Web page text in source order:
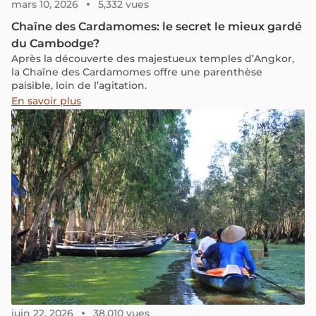
mars 10, 2026 5,332 vues
Chaîne des Cardamomes: le secret le mieux gardé
du Cambodge?
Après la découverte des majestueux temples d’Angkor,
la Chaîne des Cardamomes offre une parenthèse
paisible, loin de l’agitation.
En savoir plus
juin 22, 2026 38,010 vues